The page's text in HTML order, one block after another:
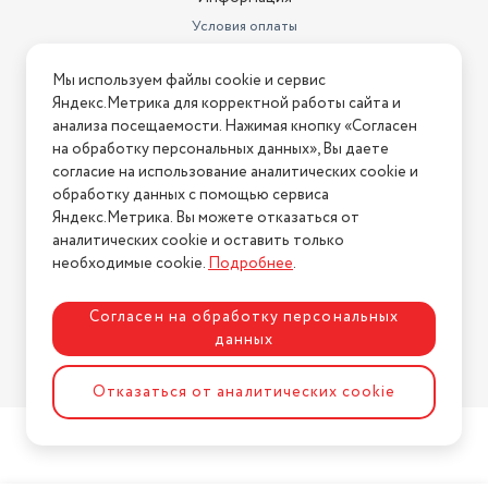
Радиус действия
беспроводной связи
Ширина (см)
41.8
Источник питания мыши
1xAA
Разрешение оптического
сенсора
1000 dpi
Условия оплаты
Условия возврата
Нашли ошибку на сайте? Напишите нам
2026 © Интернет-магазин "АстМаркет". У нас есть всё!
Политика конфиденциальности
Разработка сайтаASTDESIGN
Мы используем файлы cookie и сервис
Яндекс.Метрика для корректной работы сайта и
анализа посещаемости. Нажимая кнопку «Согласен
на обработку персональных данных», Вы даете
согласие на использование аналитических cookie и
обработку данных с помощью сервиса
Яндекс.Метрика. Вы можете отказаться от
аналитических cookie и оставить только
необходимые cookie.Подробнее.
Согласен на обработку персональных
данных
Отказаться от аналитических cookie